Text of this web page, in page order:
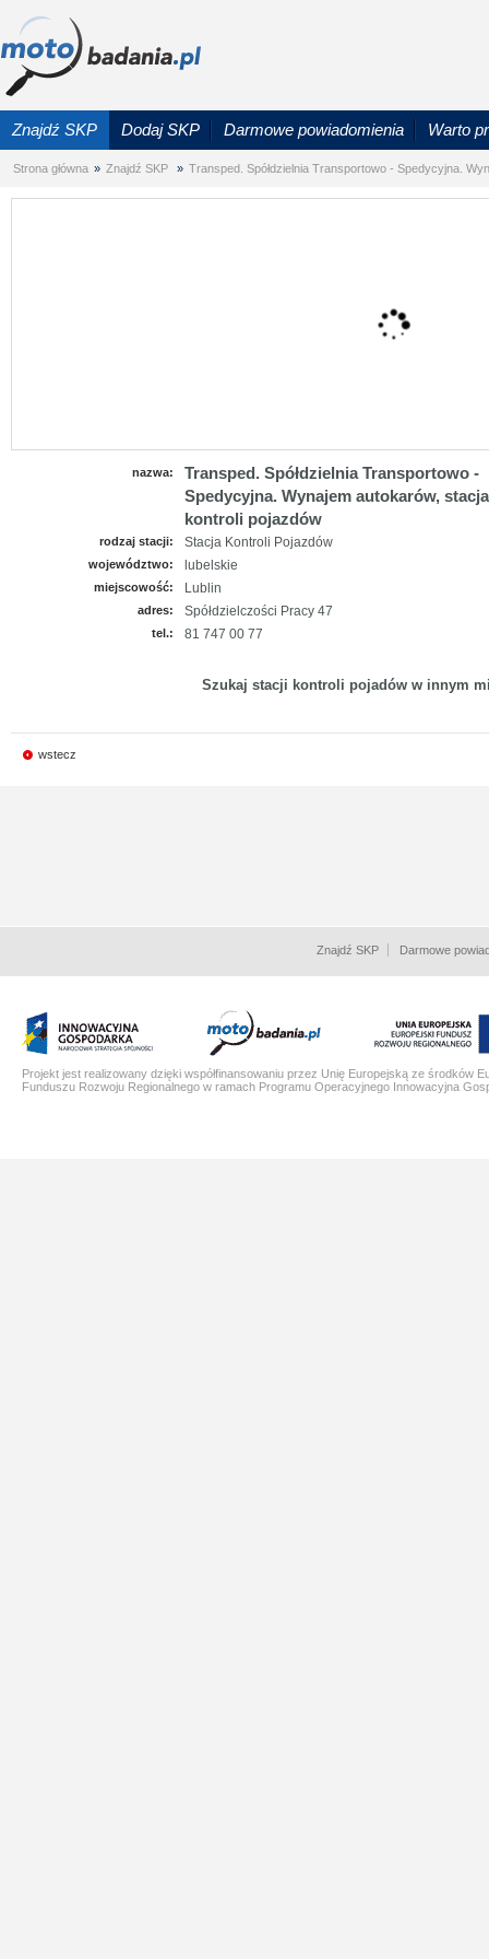
Znajdź SKP Dodaj SKP Darmowe powiadomienia Warto
Strona główna » Znajdź SKP » Transped. Spółdzielnia Transportowo - Spedycyjna.
nazwa:
Transped. Spółdzielnia Transportowo -
Spedycyjna. Wynajem autokarów, stacja
kontroli pojazdów
rodzaj stacji: Stacja Kontroli Pojazdów
województwo: lubelskie
miejscowość: Lublin
adres: Spółdzielczości Pracy 47
tel.: 81 747 00 77
Szukaj stacji kontroli pojadów w innym
wstecz
Znajdź SKP Darmowe
Projekt jest realizowany dzięki współfinansowaniu przez Unię Europejską ze środków
Funduszu Rozwoju Regionalnego w ramach Programu Operacyjnego Innowacyjna